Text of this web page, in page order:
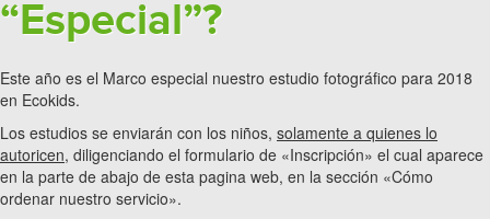
“Especial”?
Este año es el Marco especial nuestro estudio fotográfico para 2018
en Ecokids.
Los estudios se enviarán con los niños, solamente a quienes lo
autoricen, diligenciando el formulario de «Inscripción» el cual aparece
en la parte de abajo de esta pagina web, en la sección «Cómo
ordenar nuestro servicio».